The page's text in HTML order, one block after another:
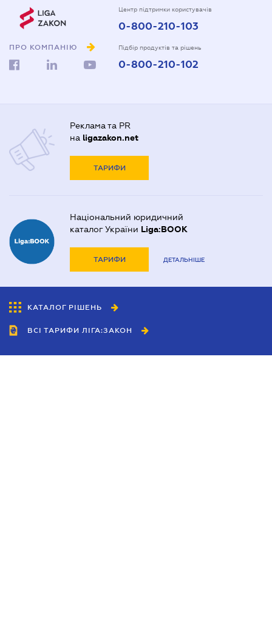
ПРО КОМПАНІЮ
Центр підтримки користувачів
0-800-210-103
Підбір продуктів та рішень
0-800-210-102
Реклама та PR
на ligazakon.net
ТАРИФИ
Національний юридичний
каталог України Liga:BOOK
ТАРИФИ ДЕТАЛЬНІШЕ
КАТАЛОГ РІШЕНЬ
ВСІ ТАРИФИ ЛІГА:ЗАКОН